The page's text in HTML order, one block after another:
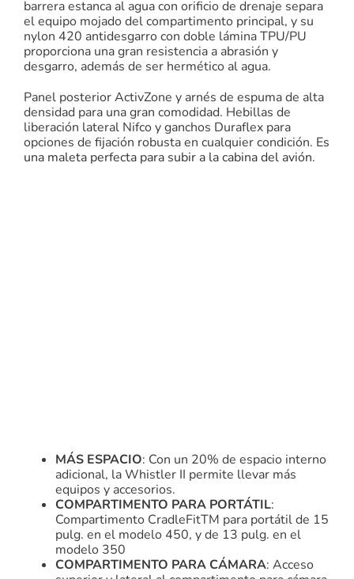
barrera estanca al agua con orificio de drenaje separa
el equipo mojado del compartimento principal, y su
nylon 420 antidesgarro con doble lámina TPU/PU
proporciona una gran resistencia a abrasión y
desgarro, además de ser hermético al agua.
Panel posterior ActivZone y arnés de espuma de alta
densidad para una gran comodidad. Hebillas de
liberación lateral Nifco y ganchos Duraflex para
opciones de fijación robusta en cualquier condición. Es
una maleta perfecta para subir a la cabina del avión.
MÁS ESPACIO: Con un 20% de espacio interno
adicional, la Whistler II permite llevar más
equipos y accesorios.
COMPARTIMENTO PARA PORTÁTIL:
Compartimento CradleFitTM para portátil de 15
pulg. en el modelo 450, y de 13 pulg. en el
modelo 350
COMPARTIMENTO PARA CÁMARA: Acceso